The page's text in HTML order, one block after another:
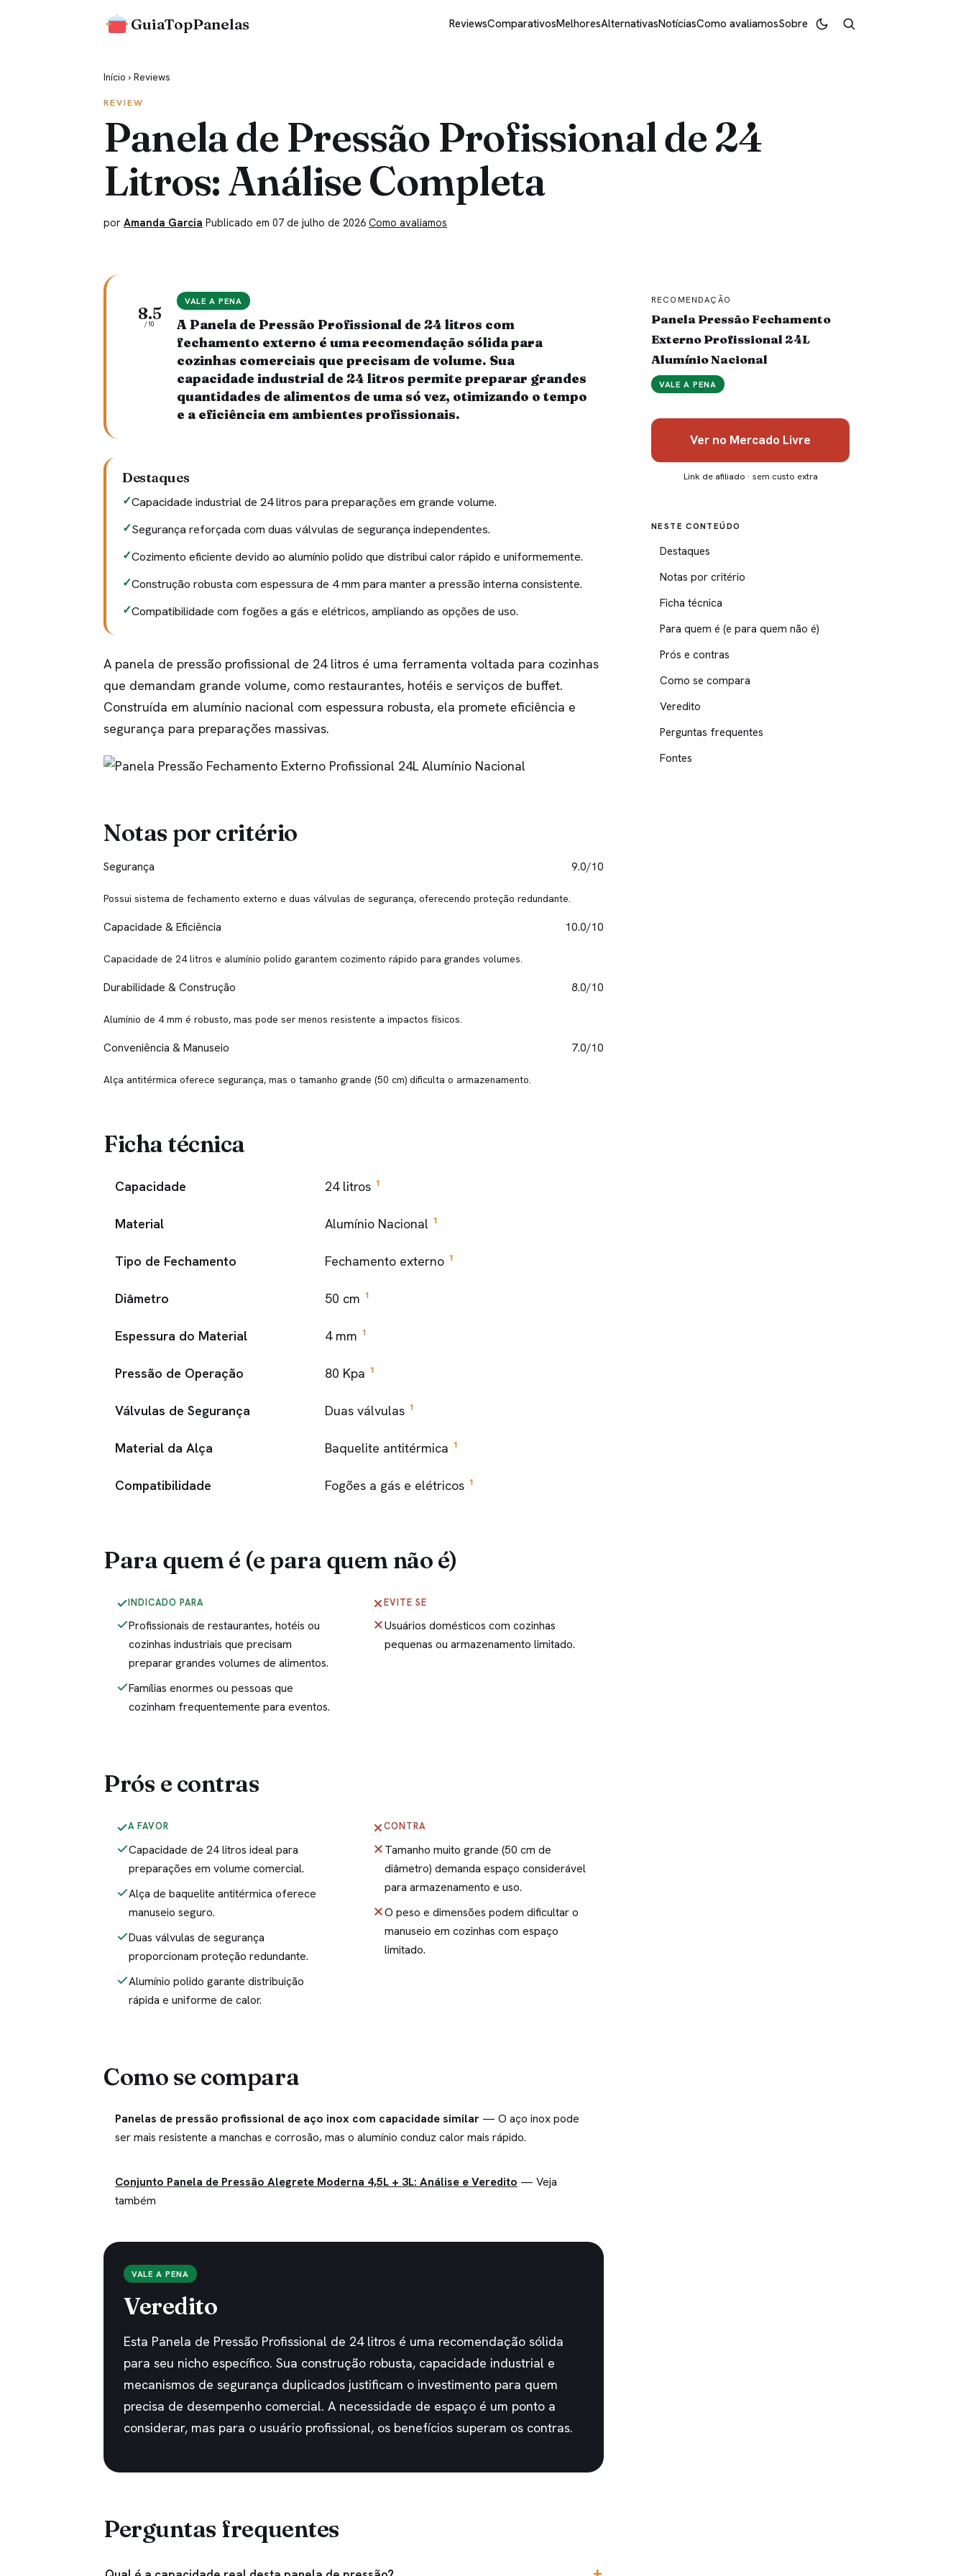
GuiaTopPanelas ReviewsComparativosMelhoresAlternativasNotíciasComo avaliamosSobre
Início › Reviews
REVIEW
Panela de Pressão Profissional de 24
Litros: Análise Completa
por Amanda Garcia Publicado em 07 de julho de 2026 Como avaliamos
8.5
/10
VALE A PENA
A Panela de Pressão Profissional de 24 litros com
fechamento externo é uma recomendação sólida para
cozinhas comerciais que precisam de volume. Sua
capacidade industrial de 24 litros permite preparar grandes
quantidades de alimentos de uma só vez, otimizando o tempo
e a eficiência em ambientes profissionais.
Destaques
Capacidade industrial de 24 litros para preparações em grande volume.
Segurança reforçada com duas válvulas de segurança independentes.
Cozimento eficiente devido ao alumínio polido que distribui calor rápido e uniformemente.
Construção robusta com espessura de 4 mm para manter a pressão interna consistente.
Compatibilidade com fogões a gás e elétricos, ampliando as opções de uso.
A panela de pressão profissional de 24 litros é uma ferramenta voltada para cozinhas
que demandam grande volume, como restaurantes, hotéis e serviços de buffet.
Construída em alumínio nacional com espessura robusta, ela promete eficiência e
segurança para preparações massivas.
Notas por critério
Segurança 9.0/10
Possui sistema de fechamento externo e duas válvulas de segurança, oferecendo proteção redundante.
Capacidade & Eficiência 10.0/10
Capacidade de 24 litros e alumínio polido garantem cozimento rápido para grandes volumes.
Durabilidade & Construção 8.0/10
Alumínio de 4 mm é robusto, mas pode ser menos resistente a impactos físicos.
Conveniência & Manuseio 7.0/10
Alça antitérmica oferece segurança, mas o tamanho grande (50 cm) dificulta o armazenamento.
Ficha técnica
Capacidade 24 litros 1
Material Alumínio Nacional 1
Tipo de Fechamento Fechamento externo 1
Diâmetro 50 cm 1
Espessura do Material 4 mm 1
Pressão de Operação 80 Kpa 1
Válvulas de Segurança Duas válvulas 1
Material da Alça Baquelite antitérmica 1
Compatibilidade Fogões a gás e elétricos 1
Para quem é (e para quem não é)
INDICADO PARA
Profissionais de restaurantes, hotéis ou
cozinhas industriais que precisam
preparar grandes volumes de alimentos.
Famílias enormes ou pessoas que
cozinham frequentemente para eventos.
EVITE SE
Usuários domésticos com cozinhas
pequenas ou armazenamento limitado.
Prós e contras
A FAVOR
Capacidade de 24 litros ideal para
preparações em volume comercial.
Alça de baquelite antitérmica oferece
manuseio seguro.
Duas válvulas de segurança
proporcionam proteção redundante.
Alumínio polido garante distribuição
rápida e uniforme de calor.
CONTRA
Tamanho muito grande (50 cm de
diâmetro) demanda espaço considerável
para armazenamento e uso.
O peso e dimensões podem dificultar o
manuseio em cozinhas com espaço
limitado.
Como se compara
Panelas de pressão profissional de aço inox com capacidade similar — O aço inox pode
ser mais resistente a manchas e corrosão, mas o alumínio conduz calor mais rápido.
Conjunto Panela de Pressão Alegrete Moderna 4,5L + 3L: Análise e Veredito — Veja
também
VALE A PENA
Veredito
Esta Panela de Pressão Profissional de 24 litros é uma recomendação sólida
para seu nicho específico. Sua construção robusta, capacidade industrial e
mecanismos de segurança duplicados justificam o investimento para quem
precisa de desempenho comercial. A necessidade de espaço é um ponto a
considerar, mas para o usuário profissional, os benefícios superam os contras.
Perguntas frequentes
RECOMENDAÇÃO
Panela Pressão Fechamento
Externo Profissional 24L
Alumínio Nacional
VALE A PENA
Ver no Mercado Livre
Link de afiliado · sem custo extra
NESTE CONTEÚDO
Destaques
Notas por critério
Ficha técnica
Para quem é (e para quem não é)
Prós e contras
Como se compara
Veredito
Perguntas frequentes
Fontes